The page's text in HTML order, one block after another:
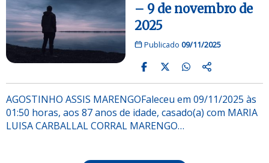
– 9 de novembro de
2025
Publicado 09/11/2025
AGOSTINHO ASSIS MARENGOFaleceu em 09/11/2025 às
01:50 horas, aos 87 anos de idade, casado(a) com MARIA
LUISA CARBALLAL CORRAL MARENGO…